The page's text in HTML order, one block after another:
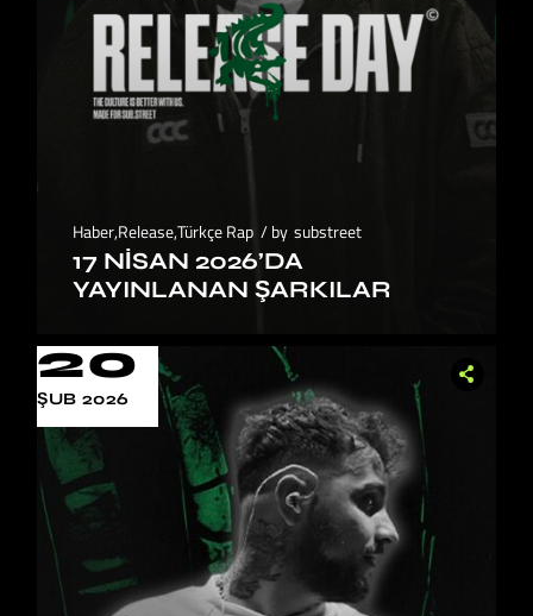
Haber,Release,Türkçe Rap by substreet
17 NISAN 2026’DA
YAYINLANAN ŞARKILAR
20
ŞUB 2026